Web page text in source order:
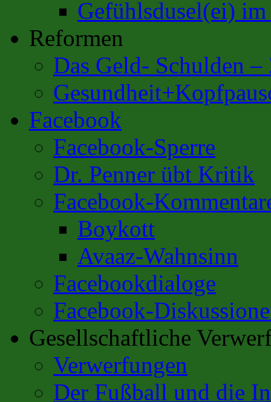
Gefühlsdusel(ei)
Reformen
Das Geld- Schulden –
Facebook
Facebook-Sperre
Dr. Penner übt Kritik
Facebook-
Boykott
Avaaz-Wahnsinn
Facebookdialoge
Facebook-
Gesellschaftliche
Verwerfungen
Der Fußball und die